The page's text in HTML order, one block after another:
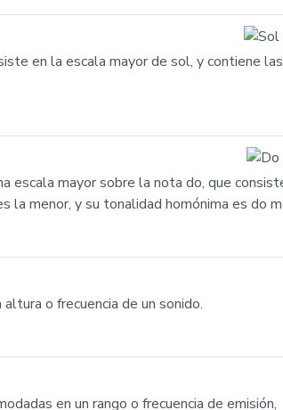
en la escala mayor de sol, y contiene las
escala mayor sobre la nota do, que
la menor, y su tonalidad homónima es do
o frecuencia de un sonido.
en un rango o frecuencia de emisión,